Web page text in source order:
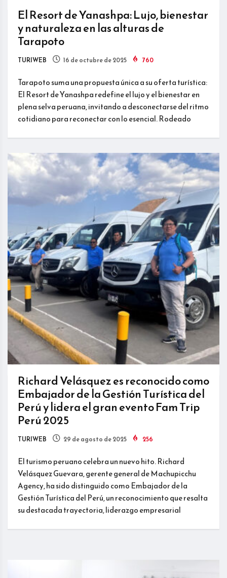
El Resort de Yanashpa: Lujo, bienestar
y naturaleza en las alturas de
Tarapoto
TURIWEB 16 de octubre de 2025 760
Tarapoto suma una propuesta única a su oferta turística:
El Resort de Yanashpa redefine el lujo y el bienestar en
plena selva peruana, invitando a desconectarse del ritmo
cotidiano para reconectar con lo esencial. Rodeado
Richard Velásquez es reconocido como
Embajador de la Gestión Turística del
Perú y lidera el gran evento Fam Trip
Perú 2025
TURIWEB 29 de agosto de 2025 256
El turismo peruano celebra un nuevo hito. Richard
Velásquez Guevara, gerente general de Machupicchu
Agency, ha sido distinguido como Embajador de la
Gestión Turística del Perú, un reconocimiento que resalta
su destacada trayectoria, liderazgo empresarial